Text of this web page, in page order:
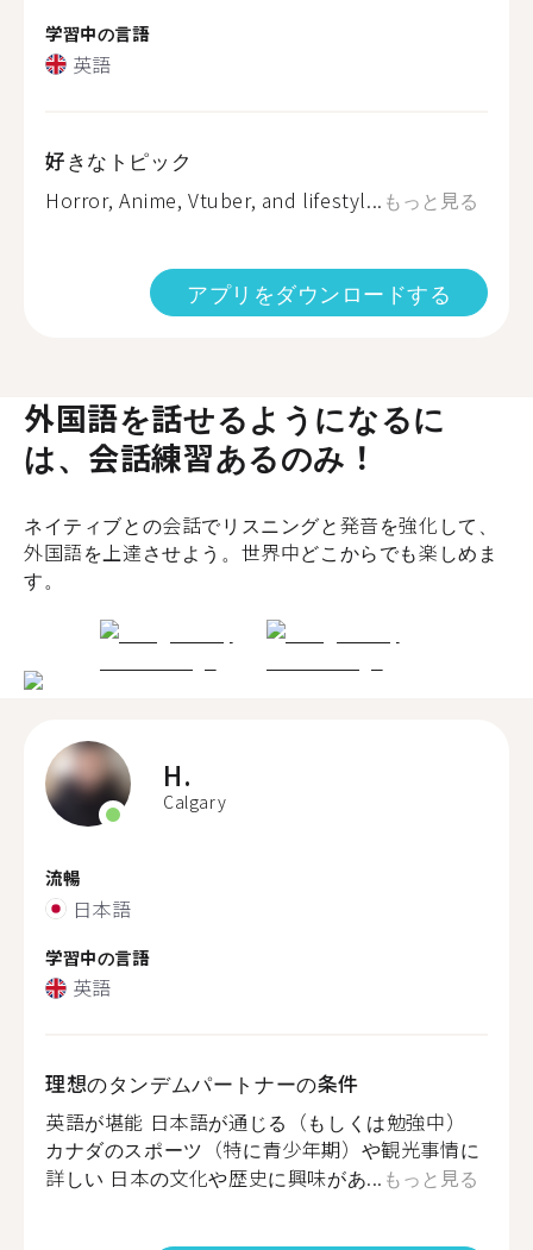
学習中の言語
英語
好きなトピック
Horror, Anime, Vtuber, and lifestyl... もっと見る
アプリをダウンロードする
外国語を話せるようになるに
は、会話練習あるのみ！
ネイティブとの会話でリスニングと発音を強化して、
外国語を上達させよう。世界中どこからでも楽しめま
す。
H.
Calgary
流暢
日本語
学習中の言語
英語
理想のタンデムパートナーの条件
英語が堪能 日本語が通じる（もしくは勉強中）
カナダのスポーツ（特に青少年期）や観光事情に
詳しい 日本の文化や歴史に興味があ... もっと見る